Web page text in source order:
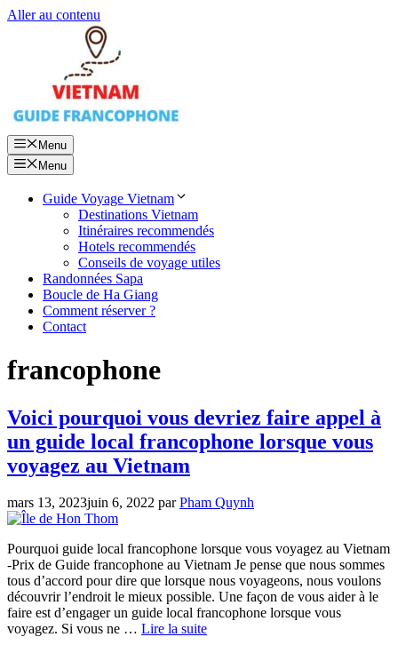
Aller au contenu
Menu
Menu
Guide Voyage Vietnam
Destinations Vietnam
Itinéraires recommendés
Hotels recommendés
Conseils de voyage utiles
Randonnées Sapa
Boucle de Ha Giang
Comment réserver ?
Contact
francophone
Voici pourquoi vous devriez faire appel à
un guide local francophone lorsque vous
voyagez au Vietnam
mars 13, 2023juin 6, 2022 parPham Quynh
Pourquoi guide local francophone lorsque vous voyagez au Vietnam
-Prix de Guide francophone au Vietnam Je pense que nous sommes
tous d’accord pour dire que lorsque nous voyageons, nous voulons
découvrir l’endroit le mieux possible. Une façon de vous aider à le
faire est d’engager un guide local francophone lorsque vous
voyagez. Si vous ne … Lire la suite